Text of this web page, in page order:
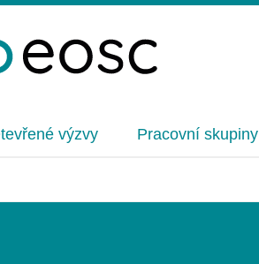
výzvy Pracovní skupiny